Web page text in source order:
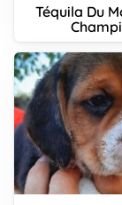
Téquila Du